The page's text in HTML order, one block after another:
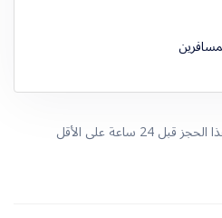
لست متأكدًا؟ يمكنك إلغاء هذا الحجز قبل 24 ساعة على الأقل